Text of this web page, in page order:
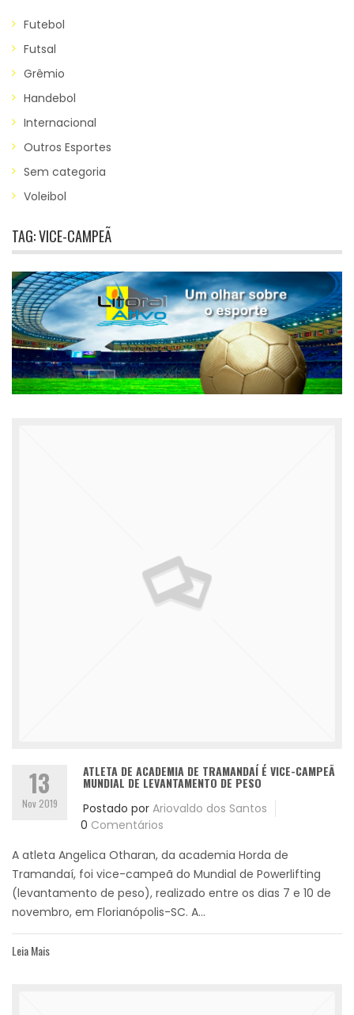
Futebol
Futsal
Grêmio
Handebol
Internacional
Outros Esportes
Sem categoria
Voleibol
TAG:VICE-CAMPEÃ
13
Nov 2019
ATLETA DE ACADEMIA DE TRAMANDAÍ É VICE-CAMPEÃ
MUNDIAL DE LEVANTAMENTO DE PESO
Postado por Ariovaldo dos Santos
0 Comentários
A atleta Angelica Otharan, da academia Horda de
Tramandaí, foi vice-campeã do Mundial de Powerlifting
(levantamento de peso), realizado entre os dias 7 e 10 de
novembro, em Florianópolis-SC. A...
Leia Mais